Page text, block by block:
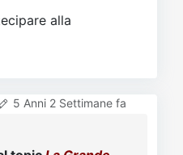
alla
5 Anni 2 Settimane fa